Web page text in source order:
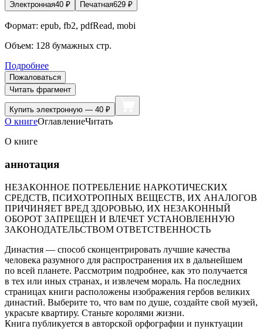
Электронная40 ₽ Печатная629 ₽
Формат: epub, fb2, pdfRead, mobi
Объем: 128 бумажных стр.
Подробнее
Пожаловаться
Читать фрагмент
Купить электронную — 40 ₽
О книгеОглавлениеЧитать
О книге
аннотация
НЕЗАКОННОЕ ПОТРЕБЛЕНИЕ НАРКОТИЧЕСКИХ
СРЕДСТВ, ПСИХОТРОПНЫХ ВЕЩЕСТВ, ИХ АНАЛОГОВ
ПРИЧИНЯЕТ ВРЕД ЗДОРОВЬЮ, ИХ НЕЗАКОННЫЙ
ОБОРОТ ЗАПРЕЩЕН И ВЛЕЧЕТ УСТАНОВЛЕННУЮ
ЗАКОНОДАТЕЛЬСТВОМ ОТВЕТСТВЕННОСТЬ
Династия — способ сконцентрировать лучшие качества
человека разумного для распространения их в дальнейшем
по всей планете. Рассмотрим подробнее, как это получается
в тех или иных странах, и извлечем мораль. На последних
страницах книги расположены изображения гербов великих
династий. Выберите то, что вам по душе, создайте свой музей,
украсьте квартиру. Станьте королями жизни.
Книга публикуется в авторской орфографии и пунктуации